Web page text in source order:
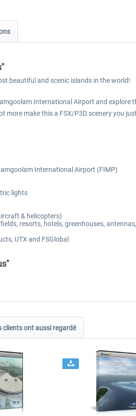
beautiful and scenic islands in the world!
International Airport and
make this a FSX/P3D scenery you
International Airport (FIMP)
lights
& helicopters)
resorts, hotels, greenhouses,
UTX and FSGlobal
clients ont aussi regardé